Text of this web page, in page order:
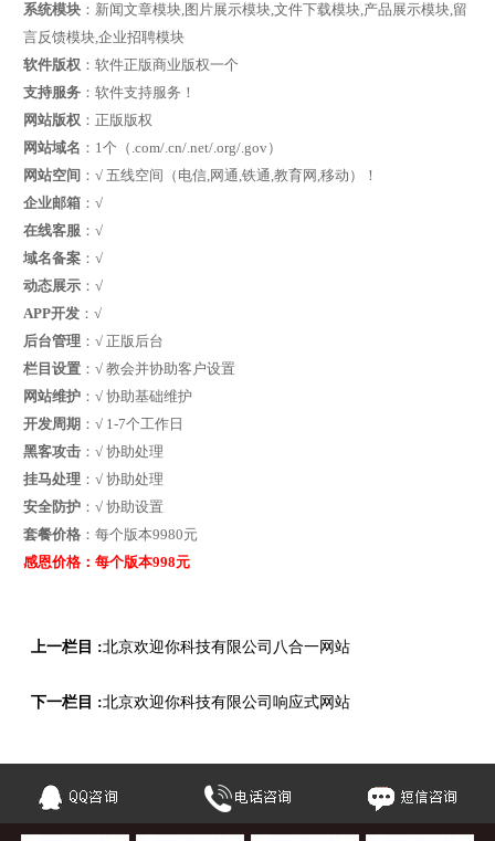
系统模块：新闻文章模块,图片展示模块,文件下载模块,产品展示模块,留
言反馈模块,企业招聘模块
软件版权：软件正版商业版权一个
支持服务：软件支持服务！
网站版权：正版版权
网站域名 ：1个（.com/.cn/.net/.org/.gov）
网站空间 ：√ 五线空间（电信,网通,铁通,教育网,移动）！
企业邮箱：√
在线客服：√
域名备案：√
动态展示：√
APP开发：√
后台管理：√ 正版后台
栏目设置：√ 教会并协助客户设置
网站维护：√ 协助基础维护
开发周期 ：√ 1-7个工作日
黑客攻击：√ 协助处理
挂马处理：√ 协助处理
安全防护：√ 协助设置
套餐价格：每个版本9980元
感恩价格：每个版本998元
上一栏目 :北京欢迎你科技有限公司八合一网站
下一栏目 :北京欢迎你科技有限公司响应式网站